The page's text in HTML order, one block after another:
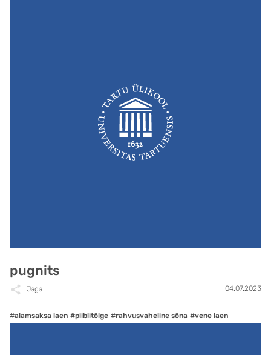
pugnits
Jaga 04.07.2023
#alamsaksa laen #piiblitõlge #rahvusvaheline sõna #vene laen